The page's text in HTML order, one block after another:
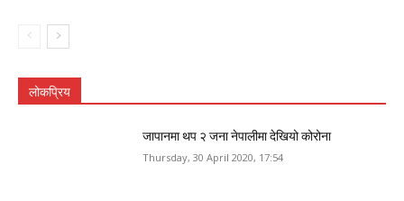
लोकप्रिय
जापानमा थप २ जना नेपालीमा देखियो कोरोना
Thursday, 30 April 2020, 17:54